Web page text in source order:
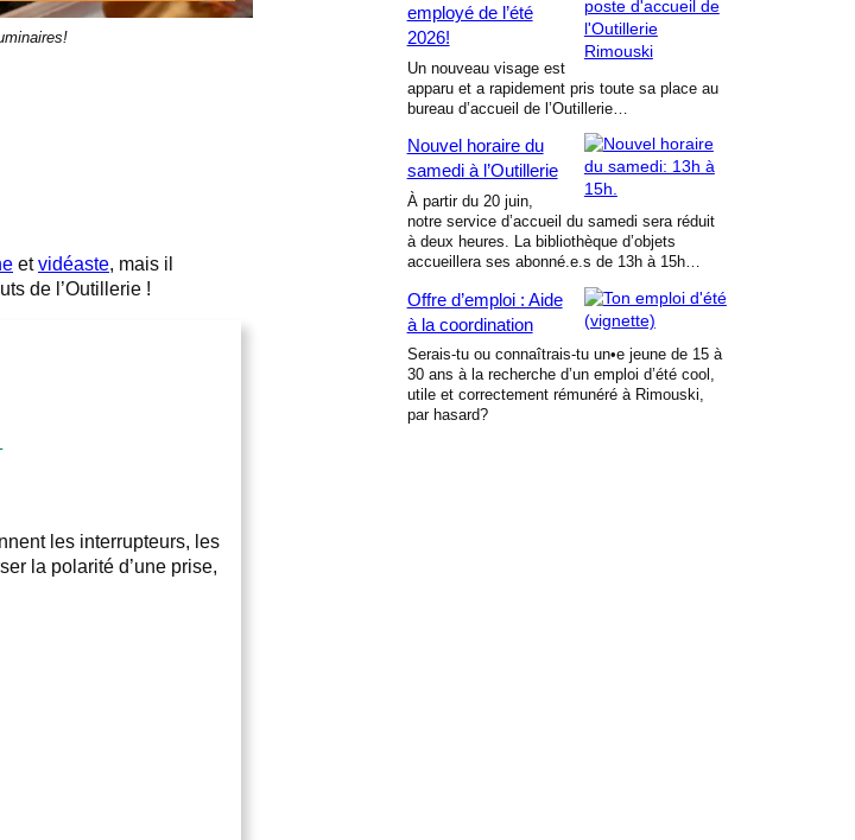
etvidéaste, mais il
de l’Outillerie !
les interrupteurs, les
la polarité d’une prise,
employé de l’été
2026!
Un nouveau visage est
apparu et a rapidement pris toute sa place au
bureau d’accueil de l’Outillerie…
Nouvel horaire du
samedi à l’Outillerie
À partir du 20 juin,
notre service d’accueil du samedi sera réduit
à deux heures. La bibliothèque d’objets
accueillera ses abonné.e.s de 13h à 15h…
Offre d’emploi : Aide
à la coordination
Serais-tu ou connaîtrais-tu un•e jeune de 15 à
30 ans à la recherche d’un emploi d’été cool,
utile et correctement rémunéré à Rimouski,
par hasard?